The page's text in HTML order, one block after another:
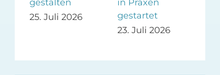
gestalten
25. Juli 2026
in Praxen
gestartet
23. Juli 2026